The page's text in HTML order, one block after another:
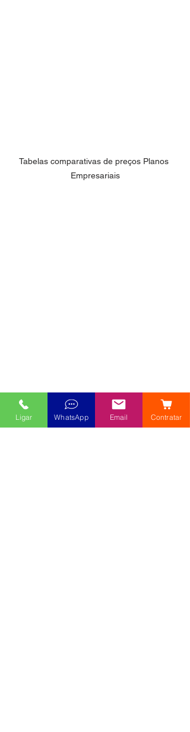
Tabelas comparativas de preços Planos
Empresariais
Ligar WhatsApp Email Contratar